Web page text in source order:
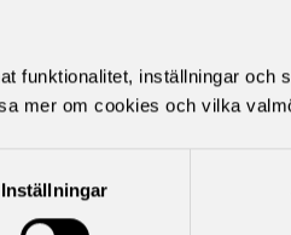
funktionalitet, inställningar och
mer om cookies och vilka
Inställningar